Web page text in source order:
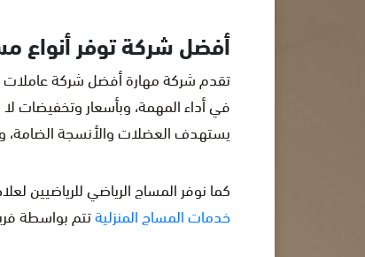
أفضل شركة توفر أنواع
تقدم شركة مهارة أفضل شركة عاملات
في أداء المهمة، وبأسعار وتخفيضات
يستهدف العضلات والأنسجة الضامة،
كما نوفر المساج الرياضي للرياضيين
خدمات المساج المنزليةتتم بواسطة